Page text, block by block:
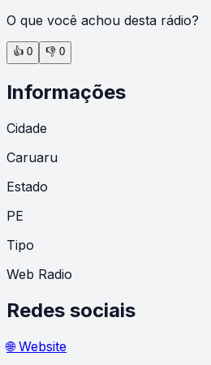
O que você achou desta rádio?
👍 0 👎 0
Informações
Cidade
Caruaru
Estado
PE
Tipo
Web Radio
Redes sociais
🌐 Website